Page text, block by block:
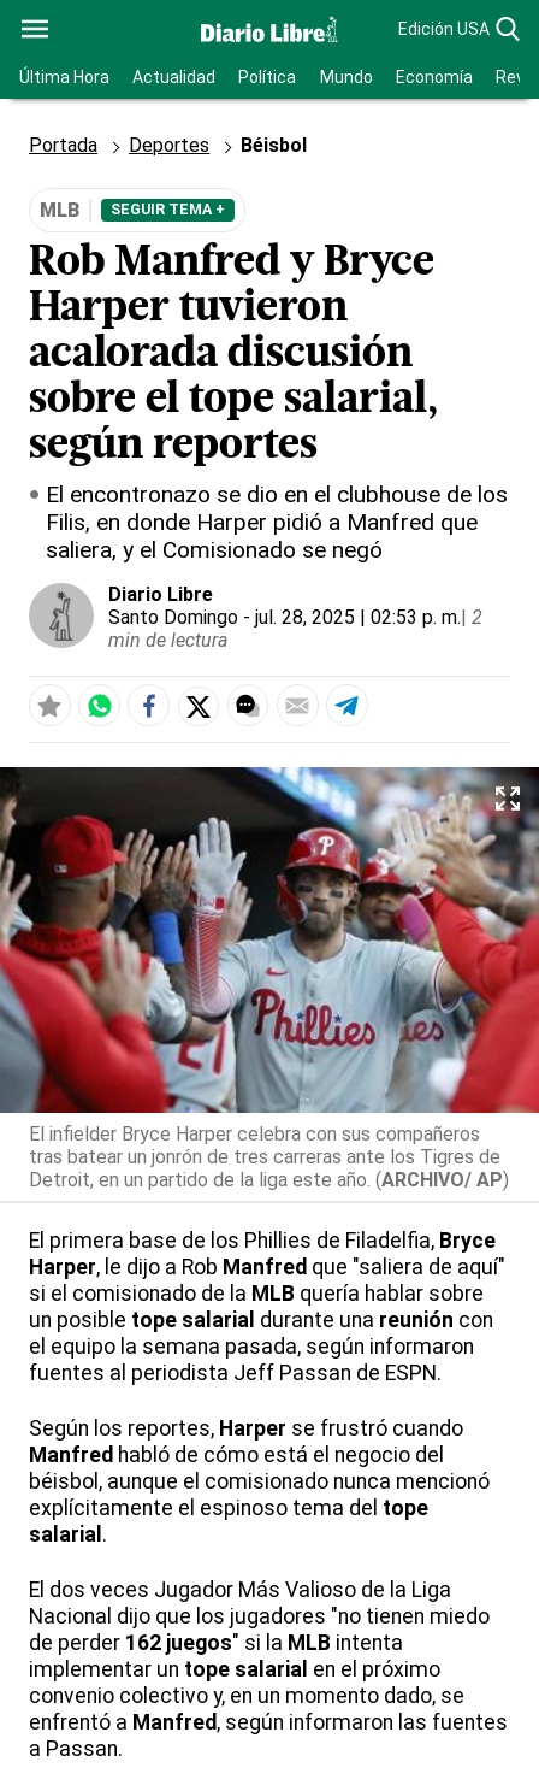
Edición USA
Última Hora Actualidad Política Mundo Economía
Portada Deportes Béisbol
MLB SEGUIR TEMA +
Rob Manfred y Bryce
Harper tuvieron
acalorada discusión
sobre el tope salarial,
según reportes
El encontronazo se dio en el clubhouse de los
Filis, en donde Harper pidió a Manfred que
saliera, y el Comisionado se negó
Diario Libre
Santo Domingo - jul. 28, 2025 | 02:53 p. m.| 2
min de lectura
El infielder Bryce Harper celebra con sus compañeros
tras batear un jonrón de tres carreras ante los Tigres de
Detroit, en un partido de la liga este año. (ARCHIVO/ AP)
El primera base de los Phillies de Filadelfia, Bryce
Harper, le dijo a Rob Manfred que "saliera de aquí"
si el comisionado de la MLB quería hablar sobre
un posible tope salarial durante una reunión con
el equipo la semana pasada, según informaron
fuentes al periodista Jeff Passan de ESPN.
Según los reportes, Harper se frustró cuando
Manfred habló de cómo está el negocio del
béisbol, aunque el comisionado nunca mencionó
explícitamente el espinoso tema del tope
salarial .
El dos veces Jugador Más Valioso de la Liga
Nacional dijo que los jugadores "no tienen miedo
de perder 162 juegos" si la MLB intenta
implementar un tope salarial en el próximo
convenio colectivo y, en un momento dado, se
enfrentó a Manfred, según informaron las fuentes
a Passan.